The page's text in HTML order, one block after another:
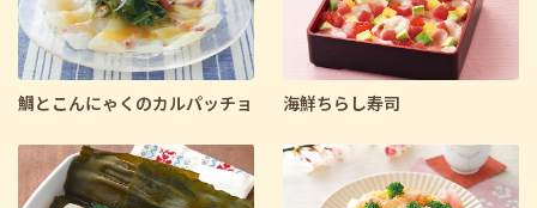
鯛とこんにゃくのカルパッチョ 海鮮ちらし寿司